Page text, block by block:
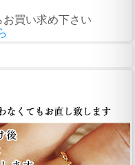
買い求め下さい